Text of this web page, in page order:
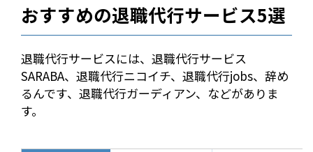
おすすめの退職代行サービス5選
退職代行サービスには、退職代行サービス
SARABA、退職代行ニコイチ、退職代行jobs、辞め
るんです、退職代行ガーディアン、などがありま
す。